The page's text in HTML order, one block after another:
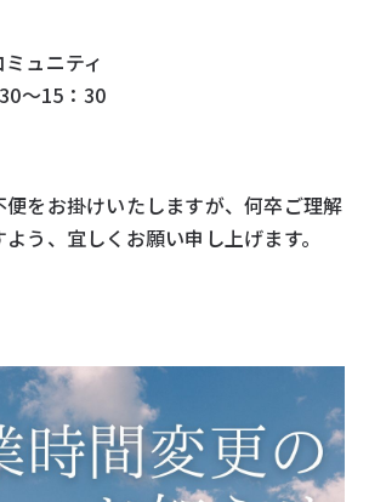
ュニティ
～15：30
をお掛けいたしますが、何卒ご理解
う、宜しくお願い申し上げます。